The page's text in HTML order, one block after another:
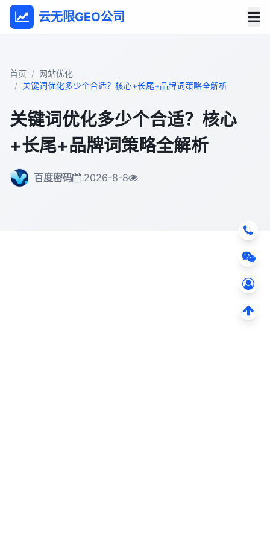
云无限GEO公司
首页
网站优化
关键词优化多少个合适？核心+长尾+品牌词策略全解析
关键词优化多少个合适？核心
+长尾+品牌词策略全解析
百度密码 2026-8-8